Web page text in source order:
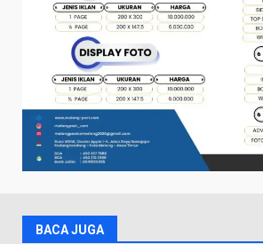
BACA JUGA